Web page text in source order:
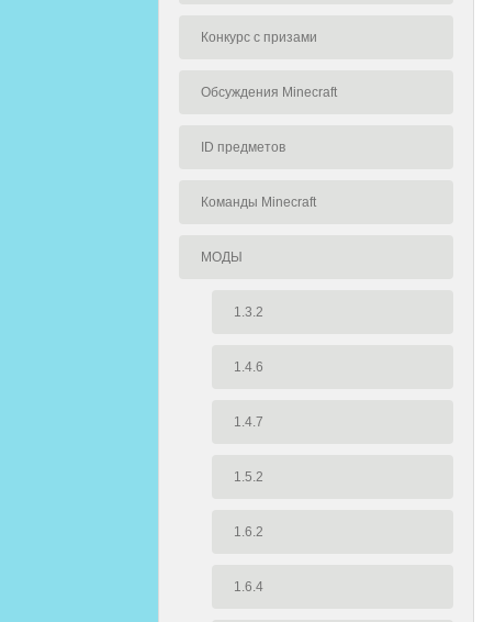
Конкурс с призами
Обсуждения Minecraft
ID предметов
Команды Minecraft
МОДЫ
1.3.2
1.4.6
1.4.7
1.5.2
1.6.2
1.6.4